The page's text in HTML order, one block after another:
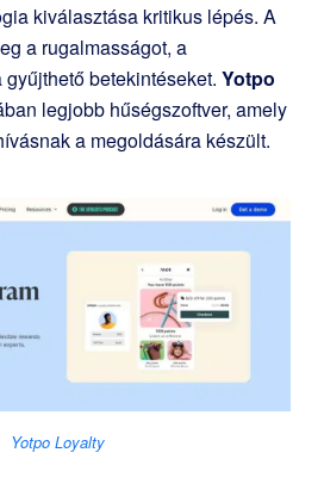
kiválasztása kritikus lépés. A
a rugalmasságot, a
betekintéseket. Yotpo
legjobb hűségszoftver, amely
a megoldására készült.
Yotpo Loyalty